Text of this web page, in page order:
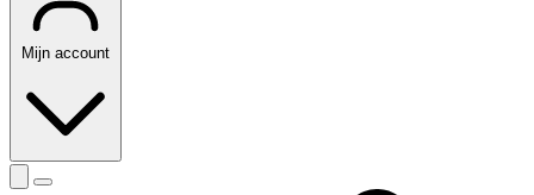
Mijn account